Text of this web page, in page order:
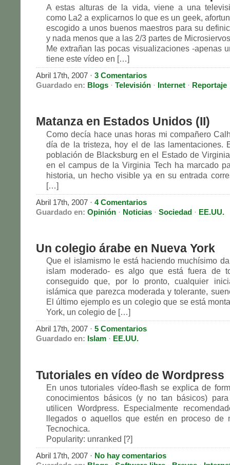
A estas alturas de la vida, viene a una
como La2 a explicarnos lo que es un geek,
escogido a unos buenos maestros para su
y nada menos que a las 2/3 partes de
Me extrañan las pocas visualizaciones -apenas
tiene este vídeo en […]
Abril 17th, 2007 · 3 Comentarios
Guardado en: Blogs · Televisión · Internet · Reportaje
Matanza en Estados Unidos (II)
Como decía hace unas horas mi compañero
día de la tristeza, hoy el de las lamentaciones.
población de Blacksburg en el Estado de
en el campus de la Virginia Tech ha marcado
historia, un hecho visible ya en su entrada
[…]
Abril 17th, 2007 · 4 Comentarios
Guardado en: Opinión · Noticias · Sociedad · EE.UU.
Un colegio árabe en Nueva York
Que el islamismo le está haciendo muchísimo
islam moderado- es algo que está fuera de
conseguido que, por lo pronto, cualquier
islámica que parezca moderada y tolerante,
El último ejemplo es un colegio que se está
York, un colegio de […]
Abril 17th, 2007 · 5 Comentarios
Guardado en: Islam · EE.UU.
Tutoriales en vídeo de Wordpress
En unos tutoriales vídeo-flash se explica de
conocimientos básicos (y no tan básicos)
utilicen Wordpress. Especialmente
llegados o aquellos que estén en proceso de
Tecnochica.
Popularity: unranked [?]
Abril 17th, 2007 · No hay comentarios